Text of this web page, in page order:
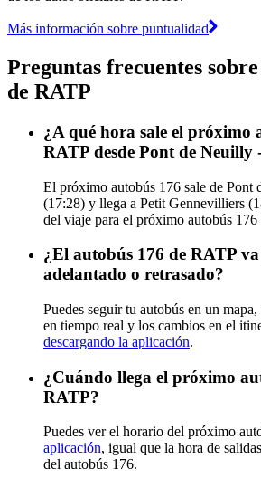
Más información sobre puntualidad
Preguntas frecuentes
de RATP
¿A qué hora sale el próximo
RATP desde Pont de Neuilly
El próximo autobús 176 sale de
(17:28) y llega a Petit Gennevilliers
del viaje para el próximo autobús 176
¿El autobús 176 de RATP
adelantado o retrasado?
Puedes seguir tu autobús en un
en tiempo real y los cambios en el
descargando la aplicación.
¿Cuándo llega el próximo
RATP?
Puedes ver el horario del próximo
aplicación, igual que la hora de
del autobús 176.